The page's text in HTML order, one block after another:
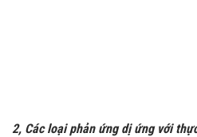
2, Các loại phản ứng dị ứng với